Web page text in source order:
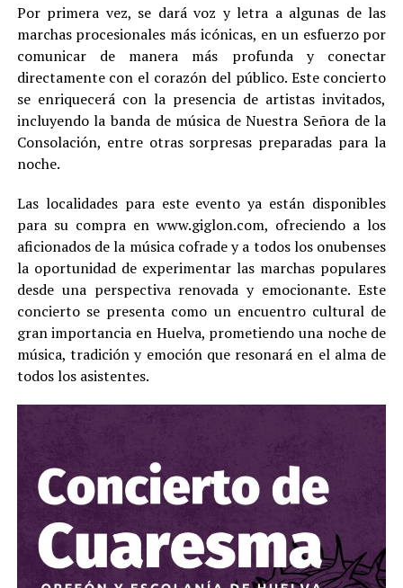
Por primera vez, se dará voz y letra a algunas de las
marchas procesionales más icónicas, en un esfuerzo por
comunicar de manera más profunda y conectar
directamente con el corazón del público. Este concierto
se enriquecerá con la presencia de artistas invitados,
incluyendo la banda de música de Nuestra Señora de la
Consolación, entre otras sorpresas preparadas para la
noche.
Las localidades para este evento ya están disponibles
para su compra en www.giglon.com, ofreciendo a los
aficionados de la música cofrade y a todos los onubenses
la oportunidad de experimentar las marchas populares
desde una perspectiva renovada y emocionante. Este
concierto se presenta como un encuentro cultural de
gran importancia en Huelva, prometiendo una noche de
música, tradición y emoción que resonará en el alma de
todos los asistentes.